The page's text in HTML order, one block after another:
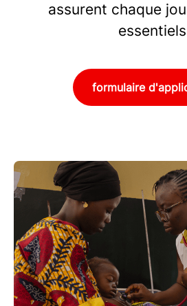
assurent chaque
formulaire